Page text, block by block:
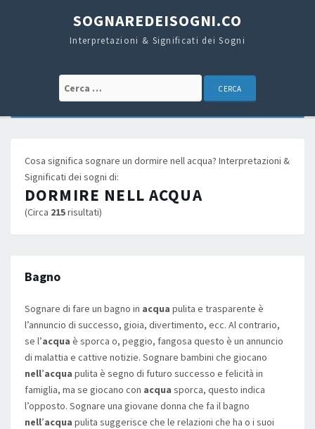
SOGNAREDEISOGNI.CO
Interpretazioni & Significati dei Sogni
Cerca:
Cosa significa sognare un dormire nell acqua? Interpretazioni &
Significati dei sogni di:
DORMIRE NELL ACQUA
(Circa 215risultati)
Bagno
Sognare di fare un bagno in acqua pulita e trasparente è
l’annuncio di successo, gioia, divertimento, ecc. Al contrario,
se l’acqua è sporca o, peggio, fangosa questo è un annuncio
di malattia e cattive notizie. Sognare bambini che giocano
nell’acqua pulita è segno di futuro successo e felicità in
famiglia, ma se giocano con acqua sporca, questo indica
l’opposto. Sognare una giovane donna che fa il bagno
nell’acqua pulita suggerisce che le relazioni che ha o i suoi